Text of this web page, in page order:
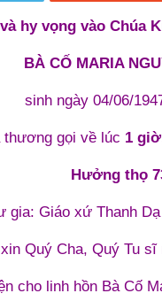
hy vọng vào Chúa
BÀ CỐ MARIA
sinh ngày 04/06/
gọi về lúc 1
Hưởng thọ
gia: Giáo xứ Thanh
Quý Cha, Quý Tu
cho linh hồn Bà Cố